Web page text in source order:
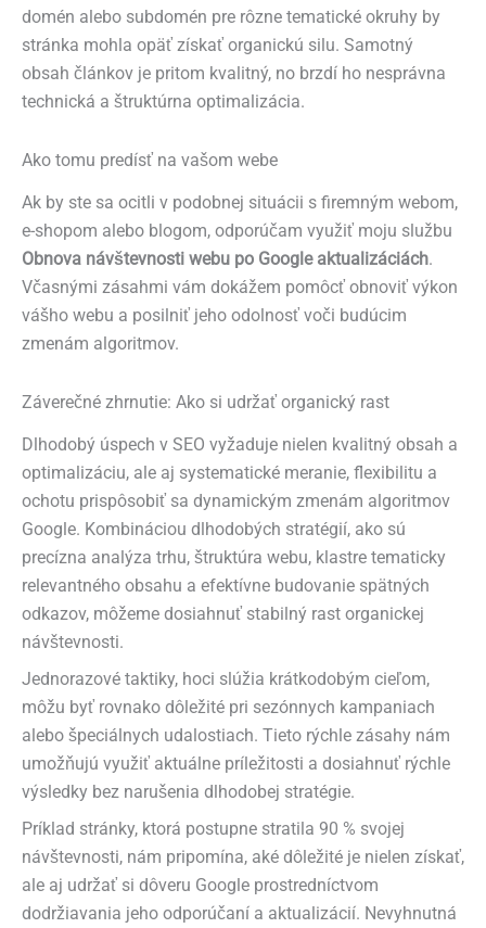
domén alebo subdomén pre rôzne tematické okruhy by
stránka mohla opäť získať organickú silu. Samotný
obsah článkov je pritom kvalitný, no brzdí ho nesprávna
technická a štruktúrna optimalizácia.
Ako tomu predísť na vašom webe
Ak by ste sa ocitli v podobnej situácii s firemným webom,
e-shopom alebo blogom, odporúčam využiť moju službu
Obnova návštevnosti webu po Google aktualizáciách.
Včasnými zásahmi vám dokážem pomôcť obnoviť výkon
vášho webu a posilniť jeho odolnosť voči budúcim
zmenám algoritmov.
Záverečné zhrnutie: Ako si udržať organický rast
Dlhodobý úspech v SEO vyžaduje nielen kvalitný obsah a
optimalizáciu, ale aj systematické meranie, flexibilitu a
ochotu prispôsobiť sa dynamickým zmenám algoritmov
Google. Kombináciou dlhodobých stratégií, ako sú
precízna analýza trhu, štruktúra webu, klastre tematicky
relevantného obsahu a efektívne budovanie spätných
odkazov, môžeme dosiahnuť stabilný rast organickej
návštevnosti.
Jednorazové taktiky, hoci slúžia krátkodobým cieľom,
môžu byť rovnako dôležité pri sezónnych kampaniach
alebo špeciálnych udalostiach. Tieto rýchle zásahy nám
umožňujú využiť aktuálne príležitosti a dosiahnuť rýchle
výsledky bez narušenia dlhodobej stratégie.
Príklad stránky, ktorá postupne stratila 90 % svojej
návštevnosti, nám pripomína, aké dôležité je nielen získať,
ale aj udržať si dôveru Google prostredníctvom
dodržiavania jeho odporúčaní a aktualizácií. Nevyhnutná